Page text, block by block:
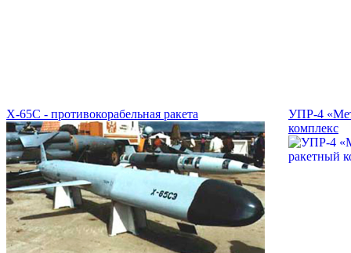
Х-65С - противокорабельная ракета
УПР-4
комплекс